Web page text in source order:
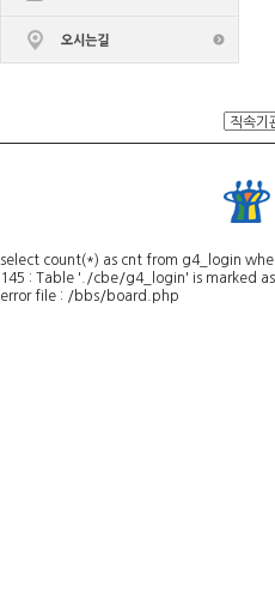
select count(*) as cnt from g4_login
145 : Table './cbe/g4_login' is marked
error file : /bbs/board.php